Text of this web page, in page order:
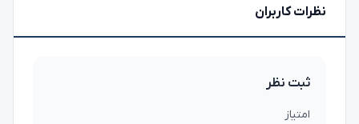
نظرات کاربران
ثبت نظر
امتیاز